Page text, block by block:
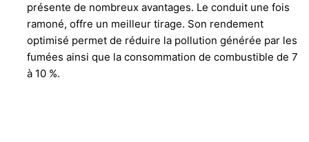
présente de nombreux avantages. Le conduit une fois
ramoné, offre un meilleur tirage. Son rendement
optimisé permet de réduire la pollution générée par les
fumées ainsi que la consommation de combustible de 7
à 10 %.